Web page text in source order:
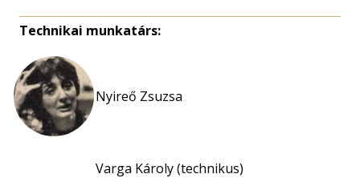
Technikai munkatárs:
Nyireő Zsuzsa
Varga Károly (technikus)